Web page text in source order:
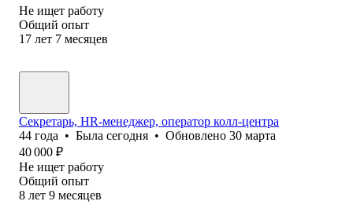
Не ищет работу
Общий опыт
17 лет 7 месяцев
Секретарь, HR-менеджер, оператор колл-центра
44 года • Была сегодня • Обновлено 30 марта
40 000 ₽
Не ищет работу
Общий опыт
8 лет 9 месяцев